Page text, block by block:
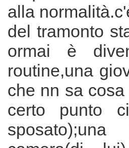
alla
del tramonto
ormai è
routine,una
che nn sa
certo punto